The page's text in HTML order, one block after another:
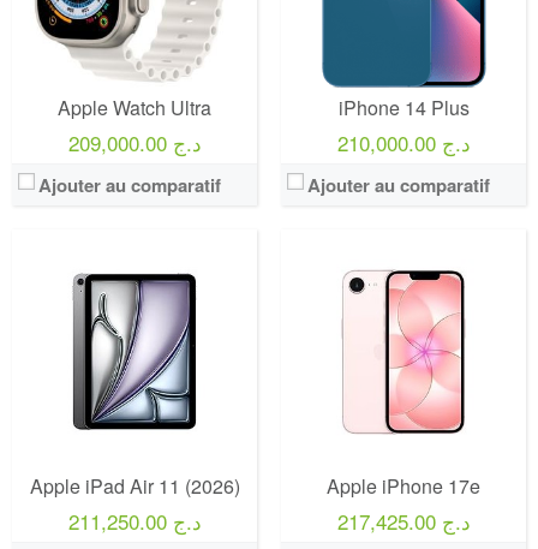
Apple Watch Ultra
209,000.00 د.ج
Ajouter au comparatif
iPhone 14 Plus
210,000.00 د.ج
Ajouter au comparatif
Apple iPad Air 11 (2026)
211,250.00 د.ج
Apple iPhone 17e
217,425.00 د.ج